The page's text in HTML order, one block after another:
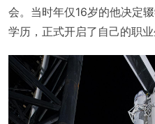
会。当时年仅16岁的他决定
学历，正式开启了自己的职业